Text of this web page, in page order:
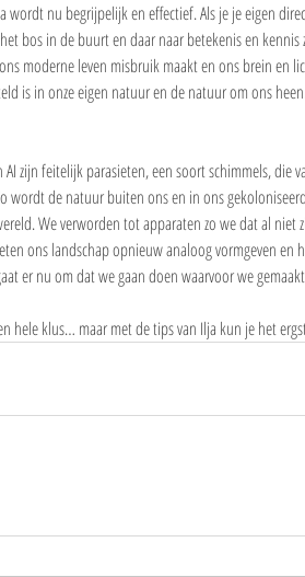
wordt nu begrijpelijk en effectief. Als je je eigen
bos in de buurt en daar naar betekenis en
moderne leven misbruik maakt en ons brein en
is in onze eigen natuur en de natuur om ons
AI zijn feitelijk parasieten, een soort schimmels,
wordt de natuur buiten ons en in ons
We verworden tot apparaten zo we dat al
ons landschap opnieuw analoog vormgeven en
er nu om dat we gaan doen waarvoor we
hele klus… maar met de tips van Ilja kun je het